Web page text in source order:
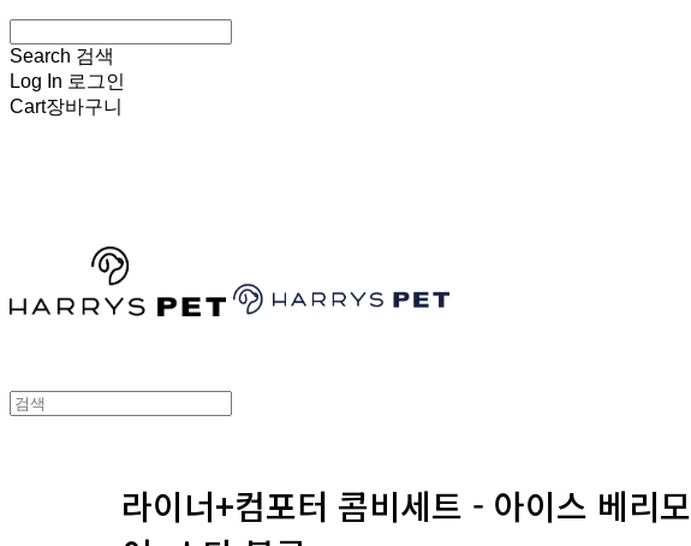
Search 검색
Log In 로그인
Cart장바구니
라이너+컴포터 콤비세트 - 아이스 베리모